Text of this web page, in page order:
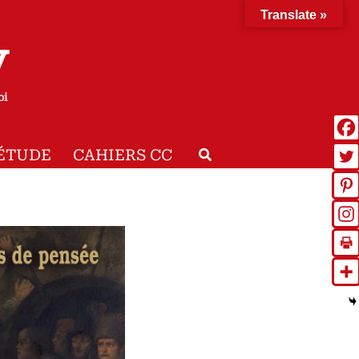
CAHIERS CC Rechercher
Translate »